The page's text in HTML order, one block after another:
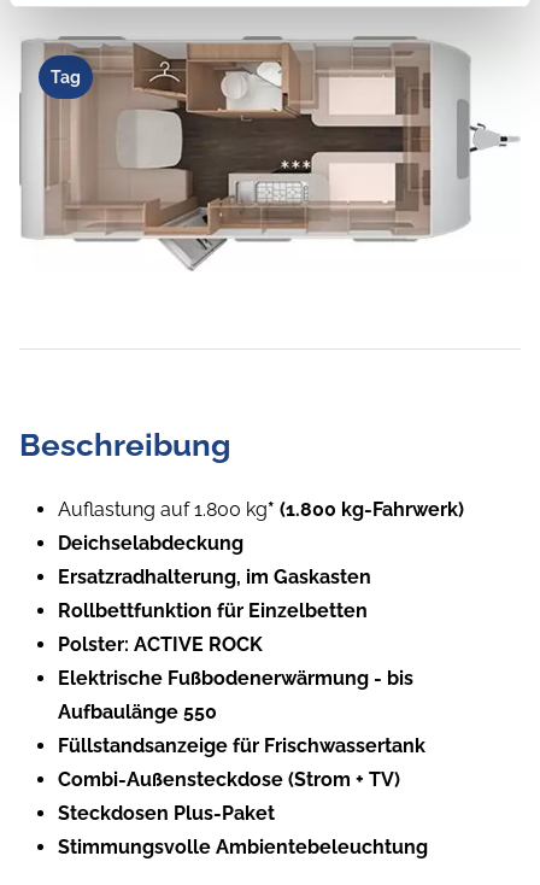
Tag
Beschreibung
Auflastung auf 1.800 kg* (1.800 kg-Fahrwerk)
Deichselabdeckung
Ersatzradhalterung, im Gaskasten
Rollbettfunktion für Einzelbetten
Polster: ACTIVE ROCK
Elektrische Fußbodenerwärmung - bis
Aufbaulänge 550
Füllstandsanzeige für Frischwassertank
Combi-Außensteckdose (Strom + TV)
Steckdosen Plus-Paket
Stimmungsvolle Ambientebeleuchtung